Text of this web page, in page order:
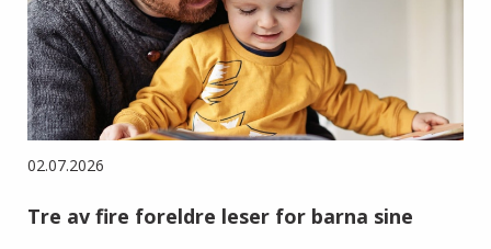
02.07.2026
Tre av fire foreldre leser for barna sine